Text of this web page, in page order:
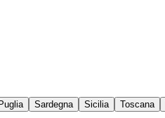
Sardegna Sicilia Toscana